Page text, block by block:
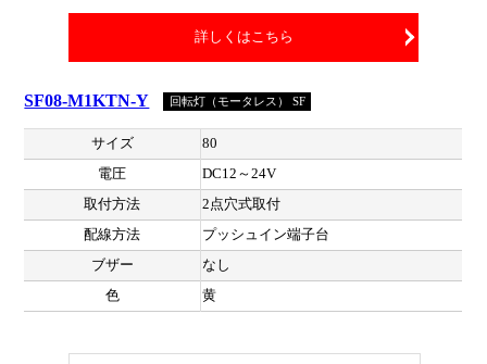
詳しくはこちら
SF08-M1KTN-Y 回転灯（モータレス） SF
サイズ
80
電圧
DC12～24V
取付方法
2点穴式取付
配線方法
プッシュイン端子台
ブザー
なし
色
黄